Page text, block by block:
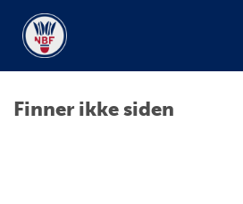
Finner ikke siden